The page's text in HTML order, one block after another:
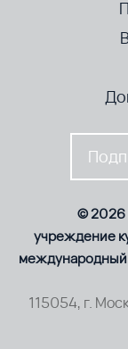
© 2026
учреждение
115054, г.